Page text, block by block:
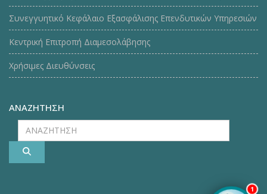
1
Συνεγγυητικό Κεφάλαιο Εξασφάλισης Επενδυτικών Υπηρεσιών
Κεντρική Επιτροπή Διαμεσολάβησης
Χρήσιμες Διευθύνσεις
ΑΝΑΖΗΤΗΣΗ
ΑΝΑΖΗΤΗΣΗ